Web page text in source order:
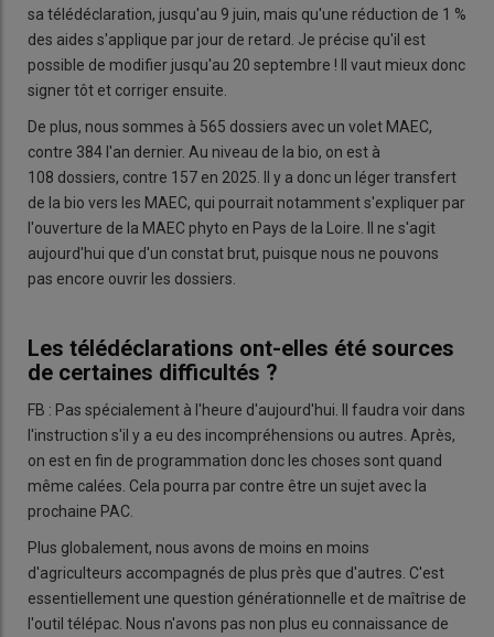
sa télédéclaration, jusqu'au 9 juin, mais qu'une réduction de 1 %
des aides s'applique par jour de retard. Je précise qu'il est
possible de modifier jusqu'au 20 septembre ! Il vaut mieux donc
signer tôt et corriger ensuite.
De plus, nous sommes à 565 dossiers avec un volet MAEC,
contre 384 l'an dernier. Au niveau de la bio, on est à
108 dossiers, contre 157 en 2025. Il y a donc un léger transfert
de la bio vers les MAEC, qui pourrait notamment s'expliquer par
l'ouverture de la MAEC phyto en Pays de la Loire. Il ne s'agit
aujourd'hui que d'un constat brut, puisque nous ne pouvons
pas encore ouvrir les dossiers.
Les télédéclarations ont-elles été sources
de certaines difficultés ?
FB : Pas spécialement à l'heure d'aujourd'hui. Il faudra voir dans
l'instruction s'il y a eu des incompréhensions ou autres. Après,
on est en fin de programmation donc les choses sont quand
même calées. Cela pourra par contre être un sujet avec la
prochaine PAC.
Plus globalement, nous avons de moins en moins
d'agriculteurs accompagnés de plus près que d'autres. C'est
essentiellement une question générationnelle et de maîtrise de
l'outil télépac. Nous n'avons pas non plus eu connaissance de